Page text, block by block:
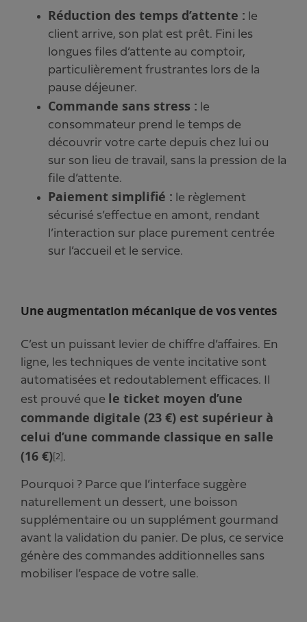
Réduction des temps d’attente : le
client arrive, son plat est prêt. Fini les
longues files d’attente au comptoir,
particulièrement frustrantes lors de la
pause déjeuner.
Commande sans stress : le
consommateur prend le temps de
découvrir votre carte depuis chez lui ou
sur son lieu de travail, sans la pression de la
file d’attente.
Paiement simplifié : le règlement
sécurisé s’effectue en amont, rendant
l’interaction sur place purement centrée
sur l’accueil et le service.
Une augmentation mécanique de vos ventes
C’est un puissant levier de chiffre d’affaires. En
ligne, les techniques de vente incitative sont
automatisées et redoutablement efficaces. Il
est prouvé que le ticket moyen d’une
commande digitale (23 €) est supérieur à
celui d’une commande classique en salle
(16 €) [2] .
Pourquoi ? Parce que l’interface suggère
naturellement un dessert, une boisson
supplémentaire ou un supplément gourmand
avant la validation du panier. De plus, ce service
génère des commandes additionnelles sans
mobiliser l’espace de votre salle.